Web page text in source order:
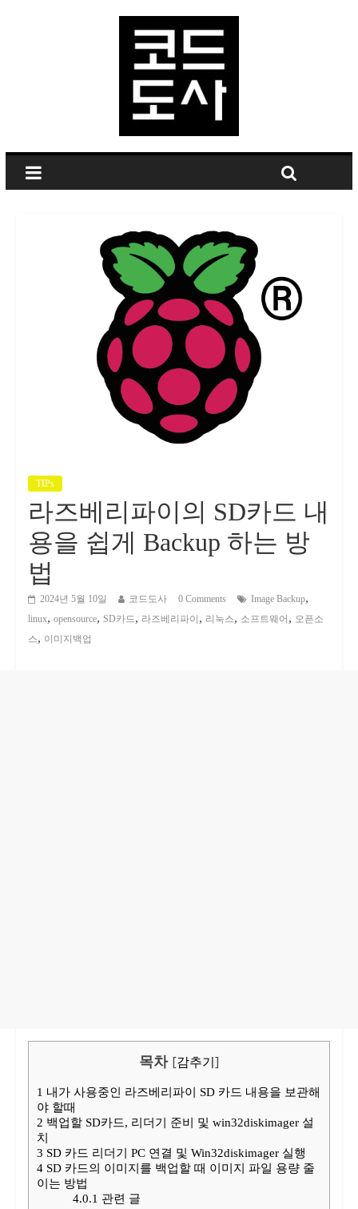
TIPs
라즈베리파이의 SD카드 내
용을 쉽게 Backup 하는 방
법
2024년 5월 10일 코드도사 0 Comments Image Backup,
linux, opensource, SD카드 , 라즈베리파이 , 리눅스, 소프트웨어 , 오픈소
스, 이미지백업
목차 [감추기]
1 내가 사용중인 라즈베리파이 SD 카드 내용을 보관해
야 할때
2 백업할 SD카드, 리더기 준비 및 win32diskimager 설
치
3 SD 카드 리더기 PC 연결 및 Win32diskimager 실행
4SD 카드의 이미지를 백업할 때 이미지 파일 용량 줄
이는 방법
4.0.1 관련 글